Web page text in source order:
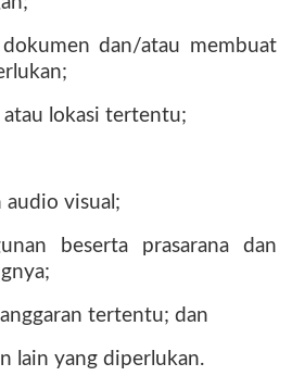
dan/atau membuat
lokasi tertentu;
audio visual;
beserta prasarana dan
tertentu; dan
lain yang diperlukan.